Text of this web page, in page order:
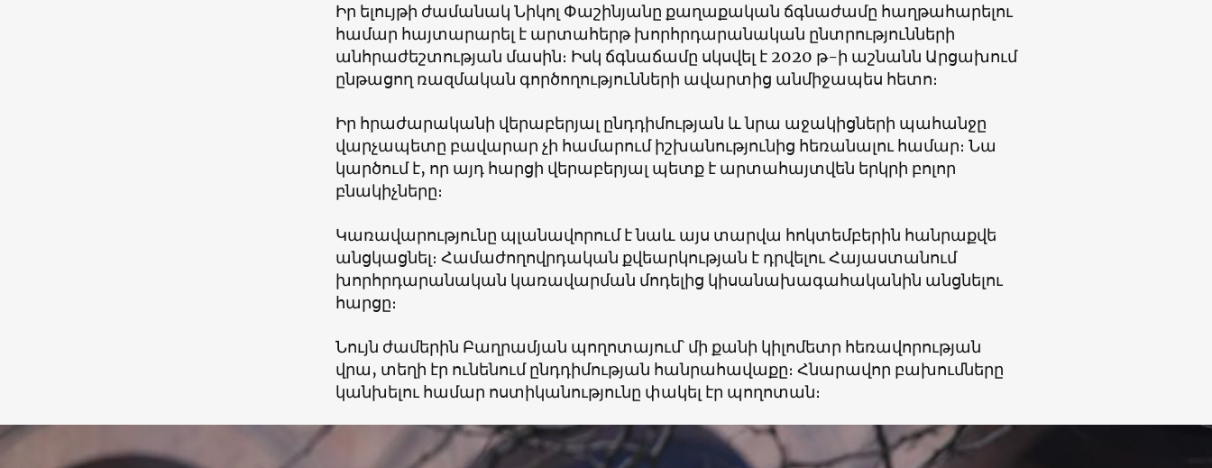
Իր ելույթի ժամանակ Նիկոլ Փաշինյանը քաղաքական ճգնաժամը հաղթահարելու
համար հայտարարել է արտահերթ խորհրդարանական ընտրությունների
անհրաժեշտության մասին։ Իսկ ճգնաճամը սկսվել է 2020 թ-ի աշնանն Արցախում
ընթացող ռազմական գործողությունների ավարտից անմիջապես հետո։
Իր հրաժարականի վերաբերյալ ընդդիմության և նրա աջակիցների պահանջը
վարչապետը բավարար չի համարում իշխանությունից հեռանալու համար։ Նա
կարծում է, որ այդ հարցի վերաբերյալ պետք է արտահայտվեն երկրի բոլոր
բնակիչները։
Կառավարությունը պլանավորում է նաև այս տարվա հոկտեմբերին հանրաքվե
անցկացնել։ Համաժողովրդական քվեարկության է դրվելու Հայաստանում
խորհրդարանական կառավարման մոդելից կիսանախագահականին անցնելու
հարցը։
Նույն ժամերին Բաղրամյան պողոտայում՝ մի քանի կիլոմետր հեռավորության
վրա, տեղի էր ունենում ընդդիմության հանրահավաքը։ Հնարավոր բախումները
կանխելու համար ոստիկանությունը փակել էր պողոտան։